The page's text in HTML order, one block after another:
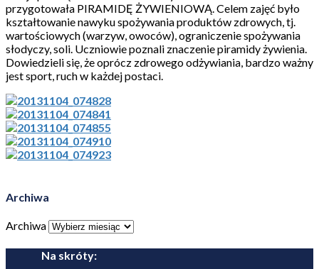
przygotowała PIRAMIDĘ ŻYWIENIOWĄ. Celem zajęć było
kształtowanie nawyku spożywania produktów zdrowych, tj.
wartościowych (warzyw, owoców), ograniczenie spożywania
słodyczy, soli. Uczniowie poznali znaczenie piramidy żywienia.
Dowiedzieli się, że oprócz zdrowego odżywiania, bardzo ważny
jest sport, ruch w każdej postaci.
Archiwa
Archiwa
Na skróty: